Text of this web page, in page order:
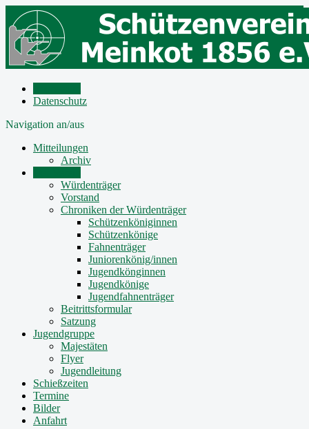
Datenschutz
Navigation an/aus
Mitteilungen
Archiv
Würdenträger
Vorstand
Chroniken der Würdenträger
Schützenköniginnen
Schützenkönige
Fahnenträger
Juniorenkönig/innen
Jugendkönginnen
Jugendkönige
Jugendfahnenträger
Beitrittsformular
Satzung
Jugendgruppe
Majestäten
Flyer
Jugendleitung
Schießzeiten
Termine
Bilder
Anfahrt